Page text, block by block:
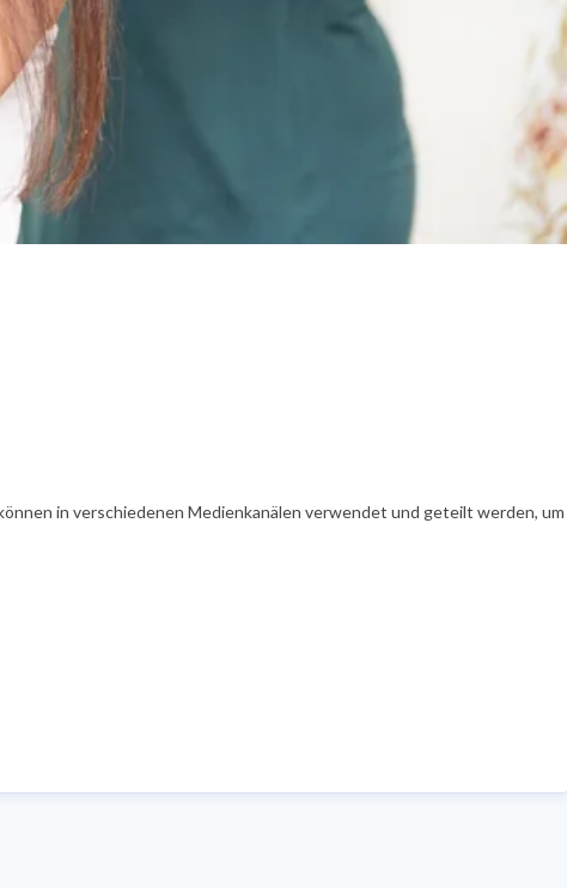
in verschiedenen Medienkanälen verwendet und geteilt